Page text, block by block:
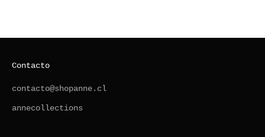
Contacto
contacto@shopanne.cl
annecollections